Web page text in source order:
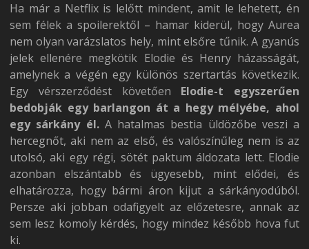
Ha már a Netflix is lelőtt mindent, amit le lehetett, én
sem félek a spoilerektől – hamar kiderül, hogy Aurea
nem olyan varázslatos hely, mint elsőre tűnik. A gyanús
jelek ellenére megkötik Elodie és Henry házasságát,
amelynek a végén egy különös szertartás következik.
Egy vérszerződést követően Elodie-t egyszerűen
bedobják egy barlangon át a hegy mélyébe, ahol
egy sárkány él.A hatalmas bestia üldözőbe veszi a
hercegnőt, aki nem az első, és valószínűleg nem is az
utolsó, aki egy régi, sötét paktum áldozata lett. Elodie
azonban elszántabb és ügyesebb, mint elődei, és
elhatározza, hogy bármi áron kijut a sárkányodúból.
Persze aki jobban odafigyelt az előzetesre, annak az
sem lesz komoly kérdés, hogy mindez később hova fut
ki.